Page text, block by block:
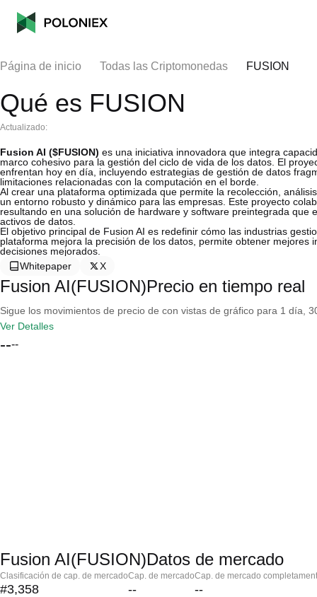
Página de inicio Todas las Criptomonedas FUSION
Qué es FUSION
Actualizado:
Fusion AI ($FUSION) es una iniciativa innovadora que integra
marco cohesivo para la gestión del ciclo de vida de los datos. El
enfrentan hoy en día, incluyendo estrategias de gestión de datos
limitaciones relacionadas con la computación en el borde.
Al crear una plataforma optimizada que permite la recolección,
un entorno robusto y dinámico para las empresas. Este proyecto
resultando en una solución de hardware y software preintegrada
activos de datos.
El objetivo principal de Fusion AI es redefinir cómo las industrias
plataforma mejora la precisión de los datos, permite obtener mejores
decisiones mejorados.
Whitepaper
X
Fusion AI(FUSION)Precio en tiempo real
Sigue los movimientos de precio de con vistas de gráfico para 1 día,
Ver Detalles
----
Fusion AI(FUSION)Datos de mercado
Clasificación de cap. de mercado
#3,358
Cap. de mercado
--
Cap. de mercado
--